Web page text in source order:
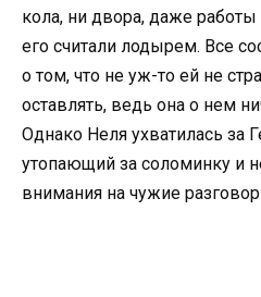
кола, ни двора, даже
его считали лодырем. Все
о том, что не уж-то ей не
оставлять, ведь она о нем
Однако Неля ухватилась за
утопающий за соломинку и
внимания на чужие